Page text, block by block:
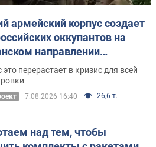
армейский корпус создает
оккупантов на
направлении
дискомфорт: как это
это перерастает в кризис для всей
7.08.2026 16:40 26,6 т.
над тем, чтобы